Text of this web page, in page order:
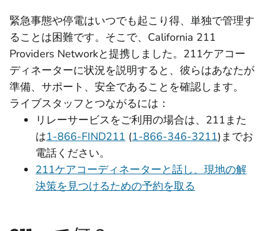
緊急事態や停電はいつでも起こり得、単独で管理す
ることは困難です。そこで、California 211
Providers Networkと提携しました。211ケアコー
ディネーターに状況を説明すると、彼らはあなたが
準備、サポート、安全であることを確認します。
ライブスタッフとつながるには：
リレーサービスをご利用の場合は、211また
は1-866-FIND211 (1-866-346-3211)までお
電話ください。
211ケアコーディネーターと話し、現地の解
決策を見つけるための予約を取る